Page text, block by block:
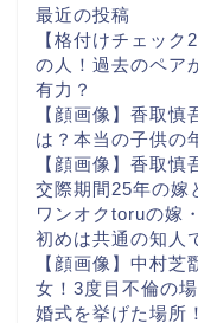
最近の投稿
【格付けチェッ
の人！過去のペア
有力？
【顔画像】香取
は？本当の子供の
【顔画像】香取慎
交際期間25年の嫁
ワンオクtoruの嫁
初めは共通の知人
【顔画像】中村
女！3度目不倫の
婚式を挙げた場所！